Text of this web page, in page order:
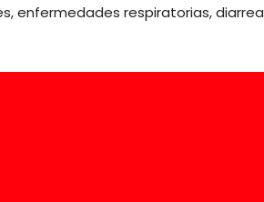
enfermedades respiratorias, diarrea